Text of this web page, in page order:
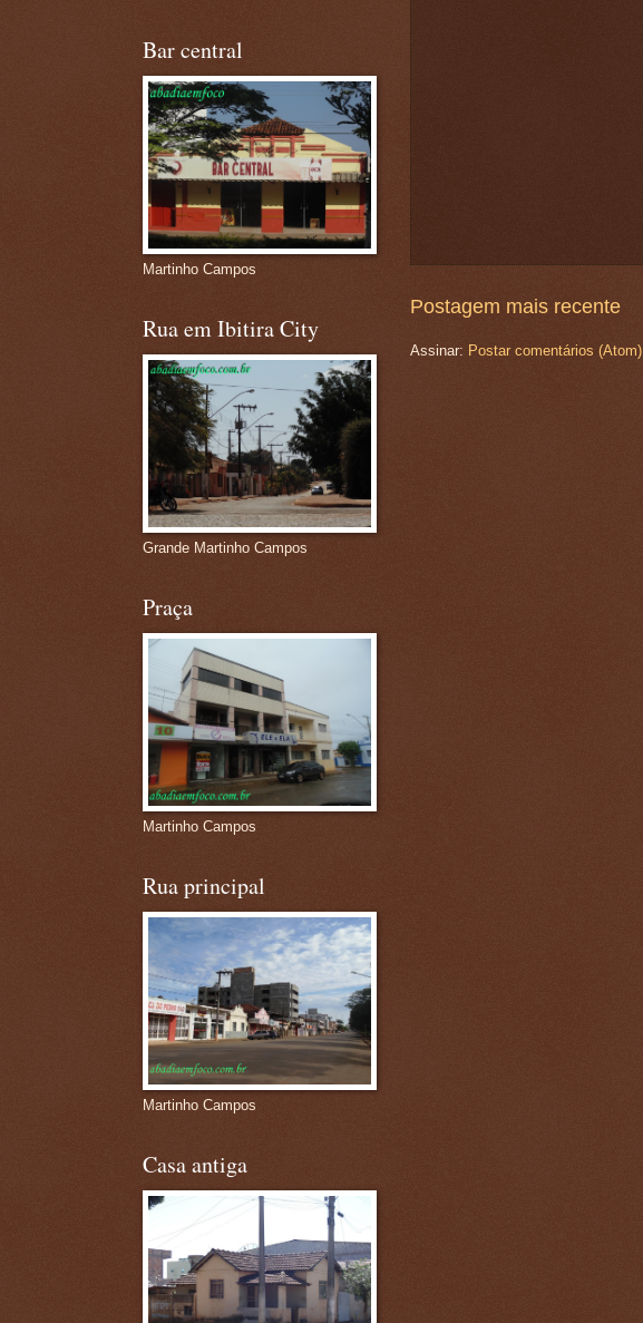
Postagem mais recente
Assinar: Postar comentários (Atom)
Bar central
Martinho Campos
Rua em Ibitira City
Grande Martinho Campos
Praça
Martinho Campos
Rua principal
Martinho Campos
Casa antiga